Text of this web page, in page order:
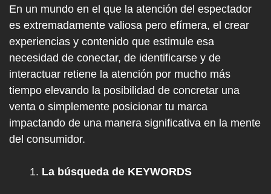
En un mundo en el que la atención del espectador
es extremadamente valiosa pero efímera, el crear
experiencias y contenido que estimule esa
necesidad de conectar, de identificarse y de
interactuar retiene la atención por mucho más
tiempo elevando la posibilidad de concretar una
venta o simplemente posicionar tu marca
impactando de una manera significativa en la mente
del consumidor.
La búsqueda de KEYWORDS